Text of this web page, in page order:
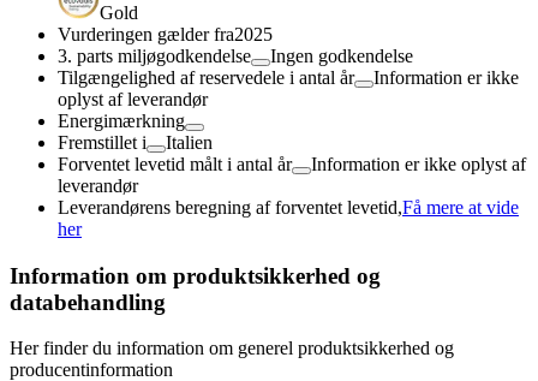
Gold
Vurderingen gælder fra2025
3. parts miljøgodkendelse
Ingen godkendelse
Tilgængelighed af reservedele i antal år
Information er ikke
oplyst af leverandør
Energimærkning
Fremstillet i
Italien
Forventet levetid målt i antal år
Information er ikke oplyst af
leverandør
Leverandørens beregning af forventet levetid,Få mere at vide
her
Information om produktsikkerhed og
databehandling
Her finder du information om generel produktsikkerhed og
producentinformation